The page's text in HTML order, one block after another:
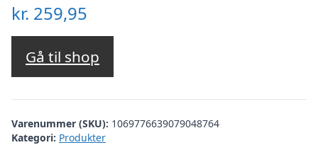
kr. 259,95
Gå til shop
Varenummer (SKU): 1069776639079048764
Kategori: Produkter